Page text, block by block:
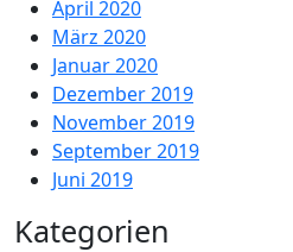
April 2020
März 2020
Januar 2020
Dezember 2019
November 2019
September 2019
Juni 2019
Kategorien